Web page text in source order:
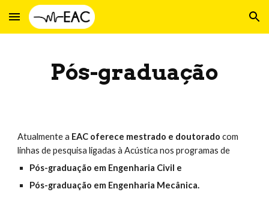
Skip to main content Skip to navigation
Pós-graduação
Atualmente a EAC oferece mestrado e doutorado com
linhas de pesquisa ligadas à Acústica nos programas de
Pós-graduação em Engenharia Civil e
Pós-graduação em Engenharia Mecânica.